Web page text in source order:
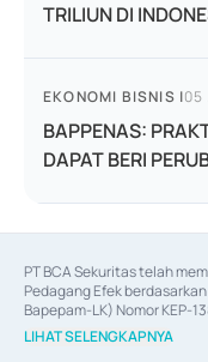
TRILIUN DI
EKONOMI BISNIS |05
BAPPENAS:
DAPAT BERI
PT BCA Sekuritas telah
Pedagang Efek
Bapepam-LK) Nomor KEP-
06/D.04/2014 tanggal 28
Efek berdasarkan surat
LIHAT SELENGKAPNYA